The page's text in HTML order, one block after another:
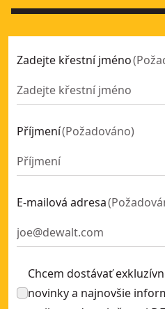
Zadejte křestní jméno(
Příjmení(Požadováno)
E-mailová adresa(
Chcem dostávať
novinky a najnovšie